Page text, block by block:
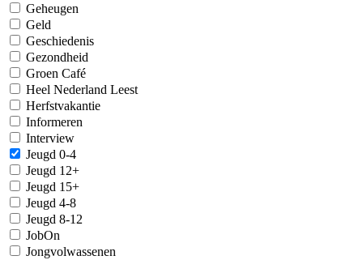
Geheugen
Geld
Geschiedenis
Gezondheid
Groen Café
Heel Nederland Leest
Herfstvakantie
Informeren
Interview
Jeugd 0-4
Jeugd 12+
Jeugd 15+
Jeugd 4-8
Jeugd 8-12
JobOn
Jongvolwassenen